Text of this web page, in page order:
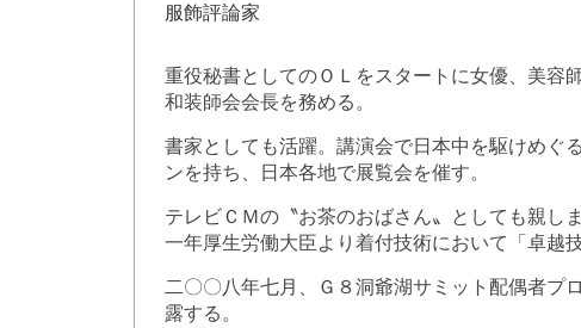
服飾評論家
重役秘書としてのＯＬをスタートに女優、美容
和装師会会長を務める。
書家としても活躍。講演会で日本中を駆けめぐ
ンを持ち、日本各地で展覧会を催す。
テレビＣＭの〝お茶のおばさん〟としても親し
一年厚生労働大臣より着付技術において「卓越
二〇〇八年七月、Ｇ８洞爺湖サミット配偶者プ
露する。